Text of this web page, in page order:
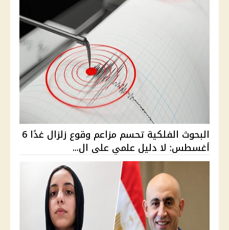
البحوث الفلكية تحسم مزاعم وقوع زلزال غدًا 6
أغسطس: لا دليل علمي على ال...